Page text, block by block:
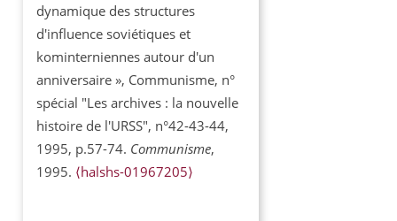
dynamique des structures
d'influence soviétiques et
kominterniennes autour d'un
anniversaire », Communisme, n°
spécial "Les archives : la nouvelle
histoire de l'URSS", n°42-43-44,
1995, p.57-74. Communisme,
1995. ⟨halshs-01967205⟩